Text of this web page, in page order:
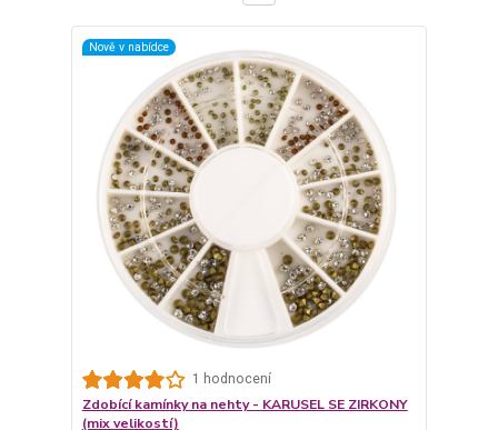
Nově v nabídce
1 hodnocení
Zdobící kamínky na nehty - KARUSEL SE ZIRKONY
(mix velikostí)